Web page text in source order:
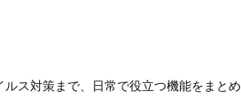
ス対策まで、日常で役立つ機能をまと